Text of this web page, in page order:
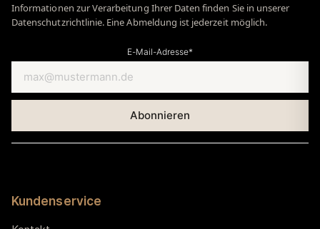
Informationen zur Verarbeitung Ihrer Daten finden Sie in unserer
Datenschutzrichtlinie. Eine Abmeldung ist jederzeit möglich.
E-Mail-Adresse*
Kundenservice